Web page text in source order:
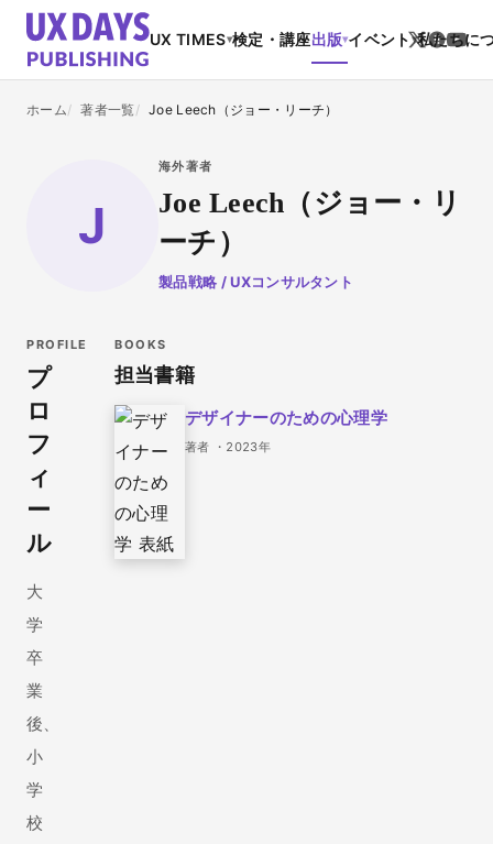
UX TIMES▾検定・講座出版▾イベント▾私たちに
ホーム 著者一覧 Joe Leech（ジョー・リーチ）
J
海外著者
Joe Leech（ジョー・リ
ーチ）
製品戦略 / UXコンサルタント
PROFILE
プ
ロ
フ
ィ
ー
ル
大
学
卒
業
後、
小
学
校
BOOKS
担当書籍
デザイナーのための心理学
著者 ・2023年